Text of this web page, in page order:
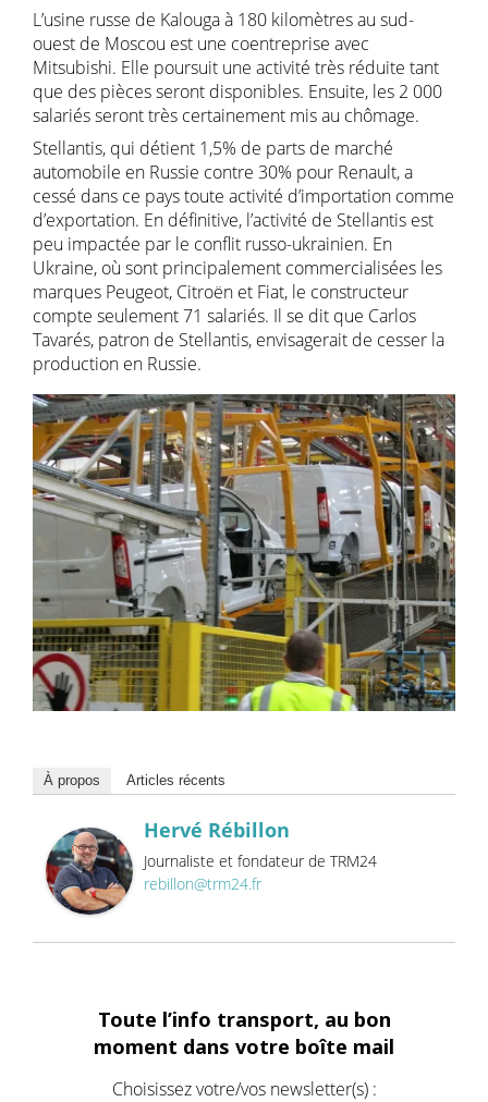
L’usine russe de Kalouga à 180 kilomètres au sud-
ouest de Moscou est une coentreprise avec
Mitsubishi. Elle poursuit une activité très réduite tant
que des pièces seront disponibles. Ensuite, les 2 000
salariés seront très certainement mis au chômage.
Stellantis, qui détient 1,5% de parts de marché
automobile en Russie contre 30% pour Renault, a
cessé dans ce pays toute activité d’importation comme
d’exportation. En définitive, l’activité de Stellantis est
peu impactée par le conflit russo-ukrainien. En
Ukraine, où sont principalement commercialisées les
marques Peugeot, Citroën et Fiat, le constructeur
compte seulement 71 salariés. Il se dit que Carlos
Tavarés, patron de Stellantis, envisagerait de cesser la
production en Russie.
À propos Articles récents
Hervé Rébillon
Journaliste et fondateur de TRM24
rebillon@trm24.fr
Toute l’info transport, au bon
moment dans votre boîte mail
Choisissez votre/vos newsletter(s) :